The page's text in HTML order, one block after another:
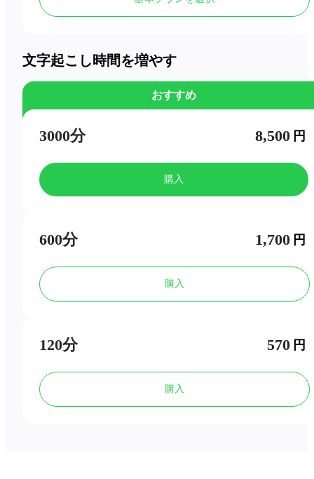
会議の要点
文字起こし時間を増やす
120分 570 円
購入
600分 1,700 円
購入
おすすめ
3000分 8,500 円
購入